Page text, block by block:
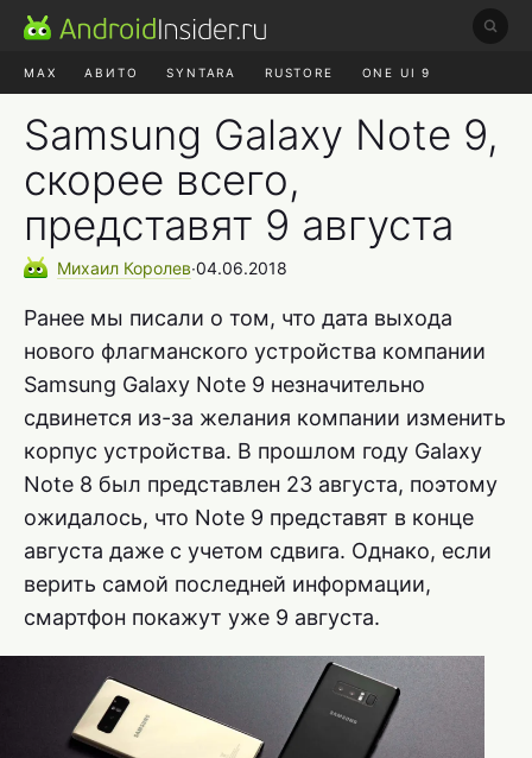
MAX АВИТО SYNTARA RUSTORE ONE UI 9
Samsung Galaxy Note 9,
скорее всего,
представят 9 августа
Михаил Королев∙04.06.2018
Ранее мы писали о том, что дата выхода
нового флагманского устройства компании
Samsung Galaxy Note 9 незначительно
сдвинется из-за желания компании изменить
корпус устройства. В прошлом году Galaxy
Note 8 был представлен 23 августа, поэтому
ожидалось, что Note 9 представят в конце
августа даже с учетом сдвига. Однако, если
верить самой последней информации,
смартфон покажут уже 9 августа.